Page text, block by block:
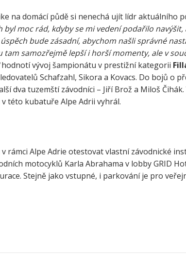
na domácí půdě si nenechá ujít lídr aktuálního
byl moc rád, kdyby se mi vedení podařilo
bude zásadní, abychom našli správné
samozřejmě lepší i horší momenty, ale v
vývoj šampionátu v prestižní kategorii
Schafzahl, Sikora a Kovacs. Do bojů o
dva tuzemští závodníci – Jiří Brož a Miloš
této kubatuře Alpe Adrii vyhrál.
rámci Alpe Adrie otestovat vlastní závodnické
motocyklů Karla Abrahama v lobby GRID
Stejně jako vstupné, i parkování je pro